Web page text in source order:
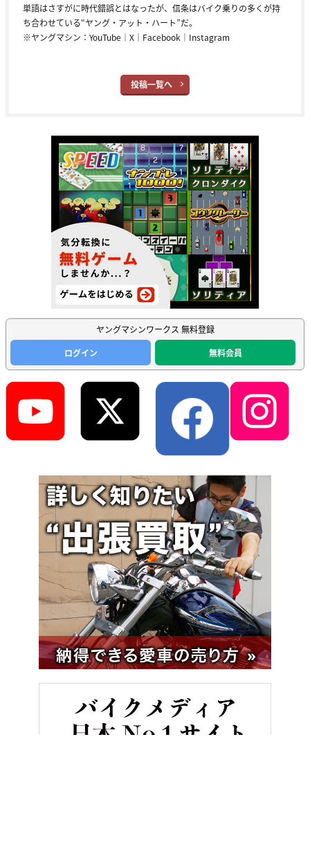
単語はさすがに時代錯誤とはなったが、信条はバイク乗りの多くが持
ち合わせている“ヤング・アット・ハート”だ。
※ヤングマシン： YouTube ｜ X ｜ Facebook ｜ Instagram
投稿一覧へ
ヤングマシンワークス 無料登録
ログイン
無料会員